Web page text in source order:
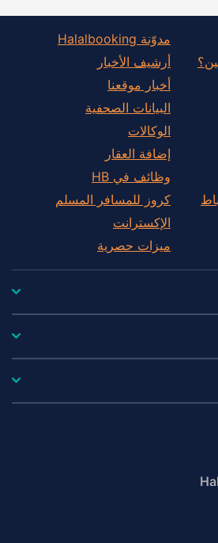
مدوّنة Halalbooking
أرشيف الأخبار
أخبار موقعنا
البيانات الصحفية
الوكالات
إضافة العقار
وظائف في HB
كروز للمسافر المسلم
الإكسترانت
ميزات حصرية